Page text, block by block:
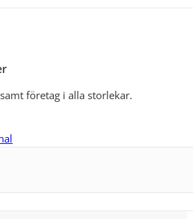
företag i alla storlekar.